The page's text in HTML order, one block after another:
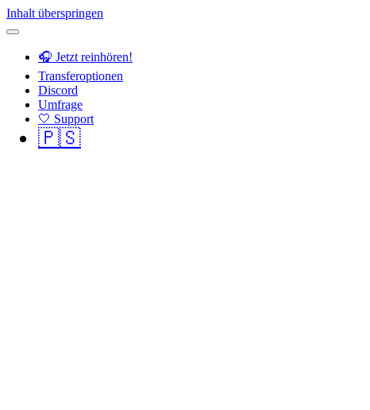
Inhalt überspringen
🎧 Jetzt reinhören!
Transferoptionen
Discord
Umfrage
🤍 Support
🇵🇸